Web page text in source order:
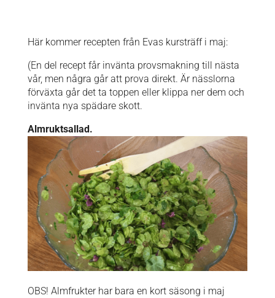
Här kommer recepten från Evas kursträff i maj:
(En del recept får invänta provsmakning till nästa
vår, men några går att prova direkt. Är nässlorna
förväxta går det ta toppen eller klippa ner dem och
invänta nya spädare skott.
Almruktsallad.
OBS! Almfrukter har bara en kort säsong i maj